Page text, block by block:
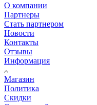
О компании
Партнеры
Стать партнером
Новости
Контакты
Отзывы
Информация
Магазин
Политика
Скидки